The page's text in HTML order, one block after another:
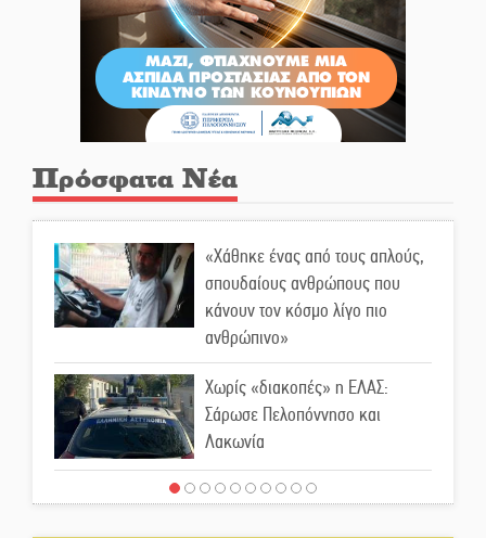
Πρόσφατα Νέα
«Χάθηκε ένας από τους απλούς,
σπουδαίους ανθρώπους που
κάνουν τον κόσμο λίγο πιο
ανθρώπινο»
Χωρίς «διακοπές» η ΕΛΑΣ:
Σάρωσε Πελοπόννησο και
Λακωνία
«Έφυγε» ένας γνήσιος Δάσκαλος